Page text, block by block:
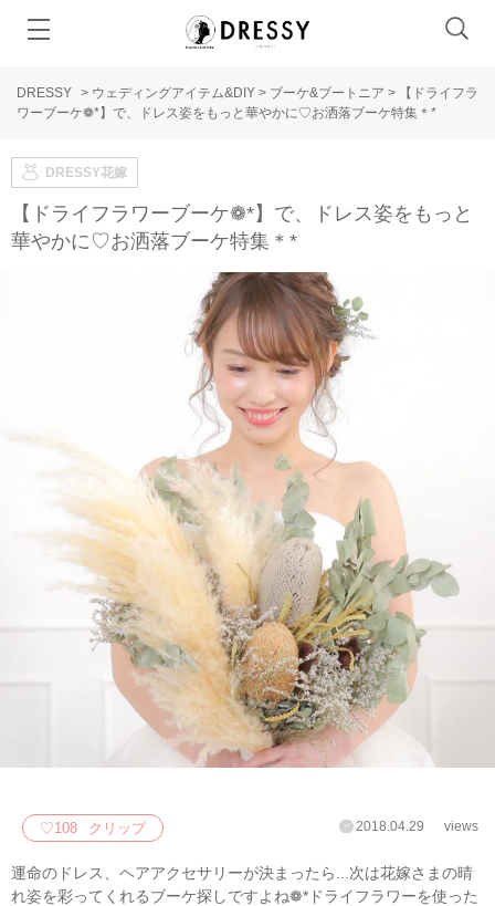
DRESSY > ウェディングアイテム&DIY > ブーケ&ブートニア >
【ドライフラ
ワーブーケ❁*】で、ドレス姿をもっと華やかに♡お洒落ブーケ特集＊*
DRESSY花嫁
【ドライフラワーブーケ❁*】で、ドレス姿をもっと
華やかに♡お洒落ブーケ特集＊*
♡108 クリップ 2018.04.29 views
運命のドレス、ヘアアクセサリーが決まったら...次は花嫁さまの晴
れ姿を彩ってくれるブーケ探しですよね❁*ドライフラワーを使った